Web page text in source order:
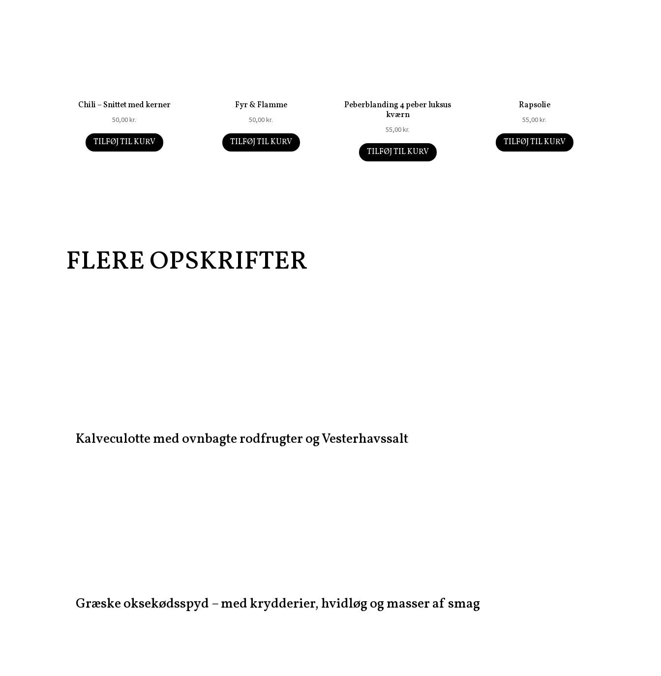
Chili – Snittet med kerner
50,00kr.
TILFØJ TIL KURV
Fyr & Flamme
50,00kr.
TILFØJ TIL KURV
Peberblanding 4 peber luksus
kværn
55,00kr.
TILFØJ TIL KURV
Rapsolie
55,00kr.
TILFØJ TIL KURV
FLERE OPSKRIFTER
Kalveculotte med ovnbagte rodfrugter og Vesterhavssalt
Græske oksekødsspyd – med krydderier, hvidløg og masser af smag